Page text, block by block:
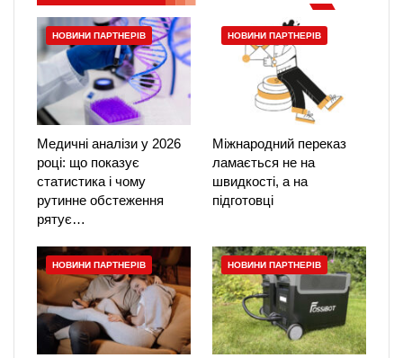
НОВИНИ ПАРТНЕРІВ
Медичні аналізи у 2026
році: що показує
статистика і чому
рутинне обстеження
рятує…
НОВИНИ ПАРТНЕРІВ
Міжнародний переказ
ламається не на
швидкості, а на
підготовці
НОВИНИ ПАРТНЕРІВ НОВИНИ ПАРТНЕРІВ